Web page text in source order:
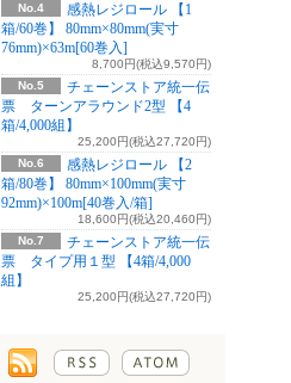
No.4
感熱レジロール 【1
箱/60巻】 80mm×80mm(実寸
76mm)×63m[60巻入]
8,700円(税込9,570円)
No.5
チェーンストア統一伝
票 ターンアラウンド2型 【4
箱/4,000組】
25,200円(税込27,720円)
No.6
感熱レジロール 【2
箱/80巻】 80mm×100mm(実寸
92mm)×100m[40巻入/箱]
18,600円(税込20,460円)
No.7
チェーンストア統一伝
票 タイプ用１型 【4箱/4,000
組】
25,200円(税込27,720円)